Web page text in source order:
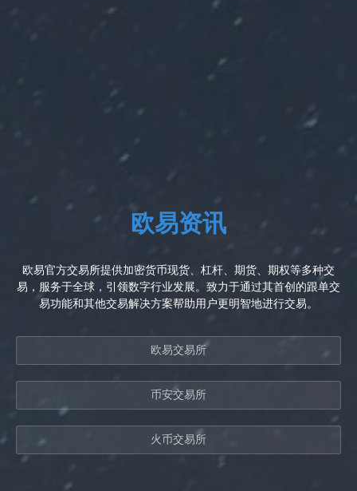
欧易资讯
欧易官方交易所提供加密货币现货、杠杆、期货、期权等多种交
易，服务于全球，引领数字行业发展。致力于通过其首创的跟单交
易功能和其他交易解决方案帮助用户更明智地进行交易。
欧易交易所
币安交易所
火币交易所